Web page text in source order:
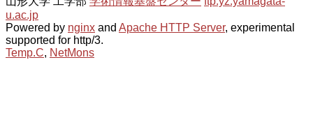
u.ac.jp
Powered by nginx and Apache HTTP Server, experimental
supported for http/3.
Temp.C, NetMons